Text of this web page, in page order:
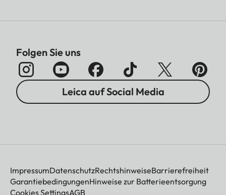
Folgen Sie uns
Leica auf Social Media
ImpressumDatenschutzRechtshinweiseBarrierefreiheit
GarantiebedingungenHinweise zur Batterieentsorgung
Cookies SettingsAGB